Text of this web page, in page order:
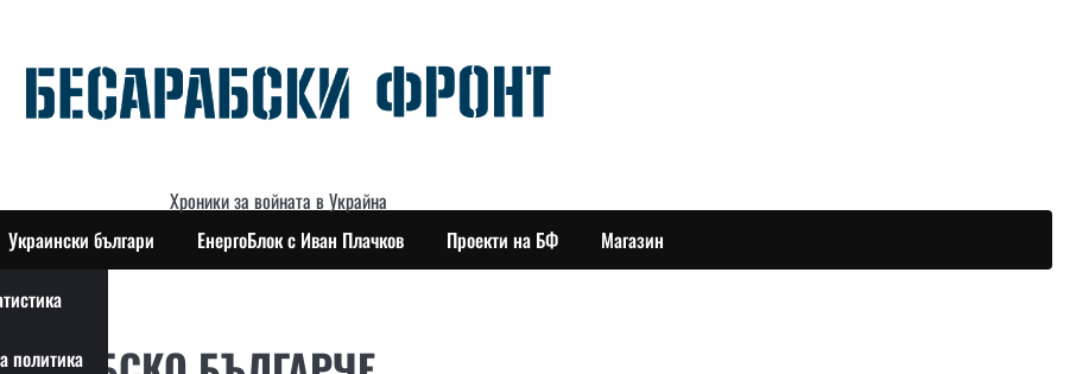
Хроники за войната в Украйна
политика
Украински българи ЕнергоБлок с Иван Плачков Проекти на БФ Магазин